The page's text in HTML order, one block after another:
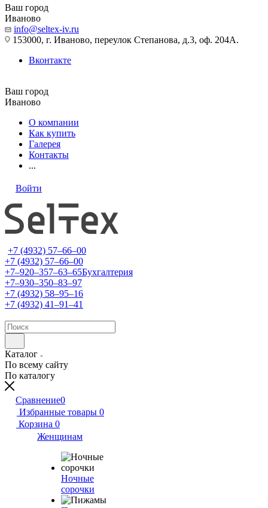
Ваш город
Иваново
info@seltex-iv.ru
153000, г. Иваново, переулок Степанова, д.3, оф. 204А.
Вконтакте
Ваш город
Иваново
О компании
Как купить
Галерея
Контакты
...
Войти
+7 (4932) 57‒66‒00
+7 (4932) 57‒66‒00
+7‒920‒357‒63‒65Бухгалтерия
+7‒930‒350‒83‒97
+7 (4932) 58‒95‒16
+7 (4932) 41‒91‒41
Каталог
По всему сайту
По каталогу
Сравнение0
Избранные товары 0
Корзина 0
Женщинам
Ночные
сорочки